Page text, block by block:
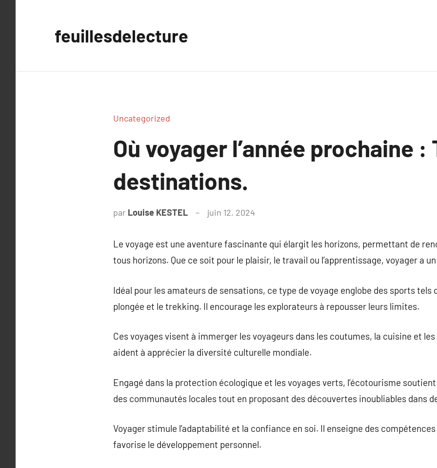
feuillesdelecture
Uncategorized
Où voyager l’année prochaine :
destinations.
par Louise KESTEL juin 12, 2024
Le voyage est une aventure fascinante qui élargit les horizons, permettant de
tous horizons. Que ce soit pour le plaisir, le travail ou l’apprentissage, voyager a
Idéal pour les amateurs de sensations, ce type de voyage englobe des sports tels
plongée et le trekking. Il encourage les explorateurs à repousser leurs limites.
Ces voyages visent à immerger les voyageurs dans les coutumes, la cuisine et
aident à apprécier la diversité culturelle mondiale.
Engagé dans la protection écologique et les voyages verts, l’écotourisme
des communautés locales tout en proposant des découvertes inoubliables dans
Voyager stimule l’adaptabilité et la confiance en soi. Il enseigne des
favorise le développement personnel.